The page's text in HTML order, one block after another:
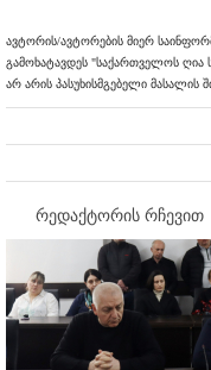
ავტორის/ავტორების მიერ
გამოხატავდეს "საქართველოს ღია
არ არის პასუხისმგებელი მასალის
რედაქტორის რჩევით